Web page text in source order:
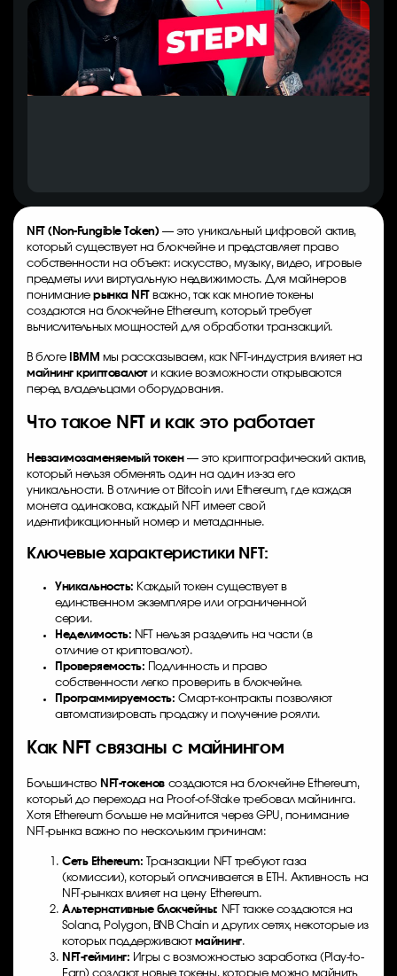
NFT (Non-Fungible Token)— это уникальный цифровой актив,
который существует на блокчейне и представляет право
собственности на объект: искусство, музыку, видео, игровые
предметы или виртуальную недвижимость. Для майнеров
пониманиерынка NFTважно, так как многие токены
создаются на блокчейне Ethereum, который требует
вычислительных мощностей для обработки транзакций.
В блоге IBMM мы рассказываем, как NFT-индустрия влияет на
майнинг криптовалюти какие возможности открываются
перед владельцами оборудования.
Что такое NFT и как это работает
Невзаимозаменяемый токен— это криптографический актив,
который нельзя обменять один на один из-за его
уникальности. В отличие от Bitcoin или Ethereum, где каждая
монета одинакова, каждый NFT имеет свой
идентификационный номер и метаданные.
Ключевые характеристики NFT:
Уникальность: Каждый токен существует в
единственном экземпляре или ограниченной
серии.
Неделимость: NFT нельзя разделить на части (в
отличие от криптовалют).
Проверяемость: Подлинность и право
собственности легко проверить в блокчейне.
Программируемость: Смарт-контракты позволяют
автоматизировать продажу и получение роялти.
Как NFT связаны с майнингом
Большинство NFT-токеновсоздаются на блокчейне Ethereum,
который до перехода на Proof-of-Stake требовал майнинга.
Хотя Ethereum больше не майнится через GPU, понимание
NFT-рынка важно по нескольким причинам:
Сеть Ethereum: Транзакции NFT требуют газа
(комиссии), который оплачивается в ETH. Активность на
NFT-рынках влияет на цену Ethereum.
Альтернативные блокчейны: NFT также создаются на
Solana, Polygon, BNB Chain и других сетях, некоторые из
которых поддерживают майнинг.
NFT-гейминг: Игры с возможностью заработка (Play-to-
Earn) создают новые токены, которые можно майнить